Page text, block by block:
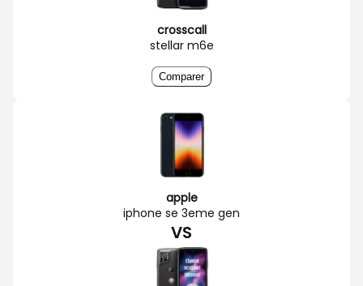
crosscall
stellar m6e
Comparer
apple
iphone se 3eme gen
VS